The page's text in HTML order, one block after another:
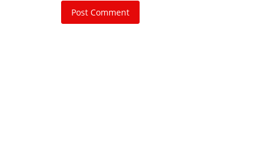
Post Comment